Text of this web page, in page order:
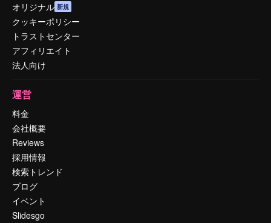
オリジナル 新規
クッキーポリシー
トラストセンター
アフィリエイト
法人向け
運営
料金
会社概要
Reviews
採用情報
検索トレンド
ブログ
イベント
Slidesgo